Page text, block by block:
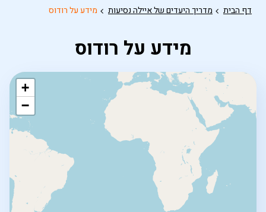
הכפתור
דף הבית מדריך היעדים של איילה נסיעות מידע על רודוס
מידע על רודוס
+
−